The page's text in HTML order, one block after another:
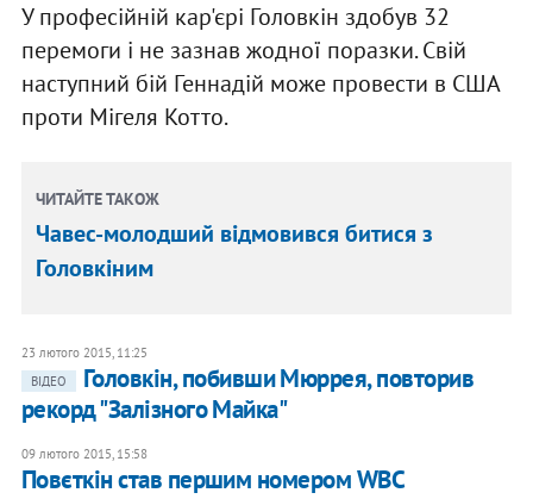
У професійній кар'єрі Головкін здобув 32
перемоги і не зазнав жодної поразки. Свій
наступний бій Геннадій може провести в США
проти Мігеля Котто.
ЧИТАЙТЕ ТАКОЖ
Чавес-молодший відмовився битися з
Головкіним
23 лютого 2015, 11:25
ВІДЕО
Головкін, побивши Мюррея, повторив
рекорд "Залізного Майка"
09 лютого 2015, 15:58
Повєткін став першим номером WBC